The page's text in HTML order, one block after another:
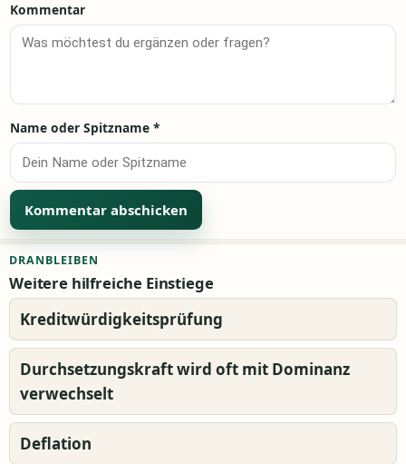
Kommentar
Name oder Spitzname *
DRANBLEIBEN
Weitere hilfreiche Einstiege
Kreditwürdigkeitsprüfung
Durchsetzungskraft wird oft mit Dominanz
verwechselt
Deflation